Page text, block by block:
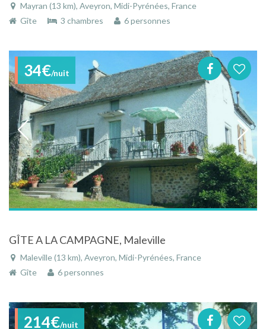
Mayran (13 km), Aveyron, Midi-Pyrénées, France
Gîte
3 chambres 6 personnes
34€/nuit
GÎTE A LA CAMPAGNE, Maleville
Maleville (13 km), Aveyron, Midi-Pyrénées, France
Gîte
6 personnes
214€/nuit